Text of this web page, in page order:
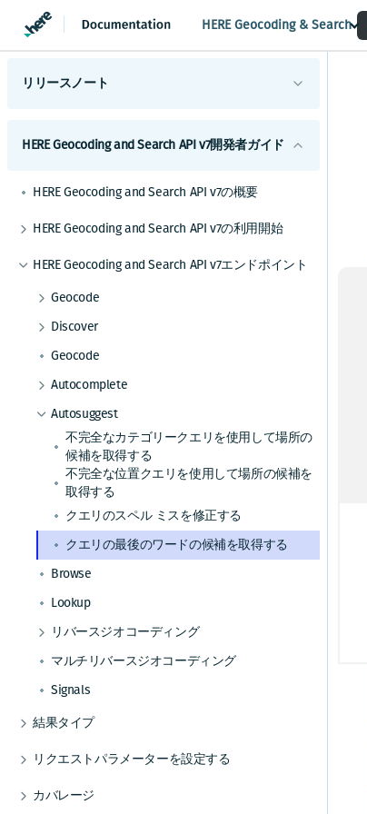
HERE Geocoding & Search
リリースノート
ハイライト
新機能
既知の問題
解決済みの問題
制限と回避策
HERE Geocoding and Search API v7開発者ガイド
HERE Geocoding and Search API v7の概要
HERE Geocoding and Search API v7の利用開始
ストの作成
資格情報を取得する
アプリケーションをテストする
機能の成熟度
ト
拡張に対する準備
クライアントアクティビティの追跡
Gzip圧縮
HERE Geocoding and Search API v7エンドポイント
Geocode
エリアをジオコーディングする
場所をジオコーディングする
結果のスコアリングを使用する
セカンダリユニットを使用して住所をジオコ
ーディングする
結果を特定の国に限定する
住居番号のフォールバックを使用する
空間参照を使用する
修飾クエリを作成する
Discover
名前を使用して場所を検索する
位置を使用して住所を検索する
カテゴリーを使用して場所を検索する
チェーンを使用して場所を検索する
電話番号を使用して場所を検索する
座標近くの住所を検索する
位置の近くの場所をカテゴリーで検索する
経路内の場所をカテゴリーで検索する
他の場所の近くにある場所を検索する
Geocode
Autocomplete
結果をレンダリングして強調表示を使用する
結果をレンダリングする言語を選択する
結果を特定の国に限定する
空間参照を使用して結果を限定する
結果を特定のタイプに限定する
Autosuggest
不完全なカテゴリークエリを使用して場所の
候補を取得する
不完全な位置クエリを使用して場所の候補を
取得する
クエリのスペル ミスを修正する
クエリの最後のワードの候補を取得する
Browse
Lookup
リバースジオコーディング
索する
地理座標を使用して周辺の複数の住所を検索
運転方向を考慮して道路の一致を向上する
結果を特定のタイプに限定する
リバースジオコーディングの精度を向上させ
マルチリバースジオコーディング
Signals
結果タイプ
クエリをフォローアップする
リクエストパラメーターを設定する
関連項目を使用したレスポンス項目の強化
カバレージ